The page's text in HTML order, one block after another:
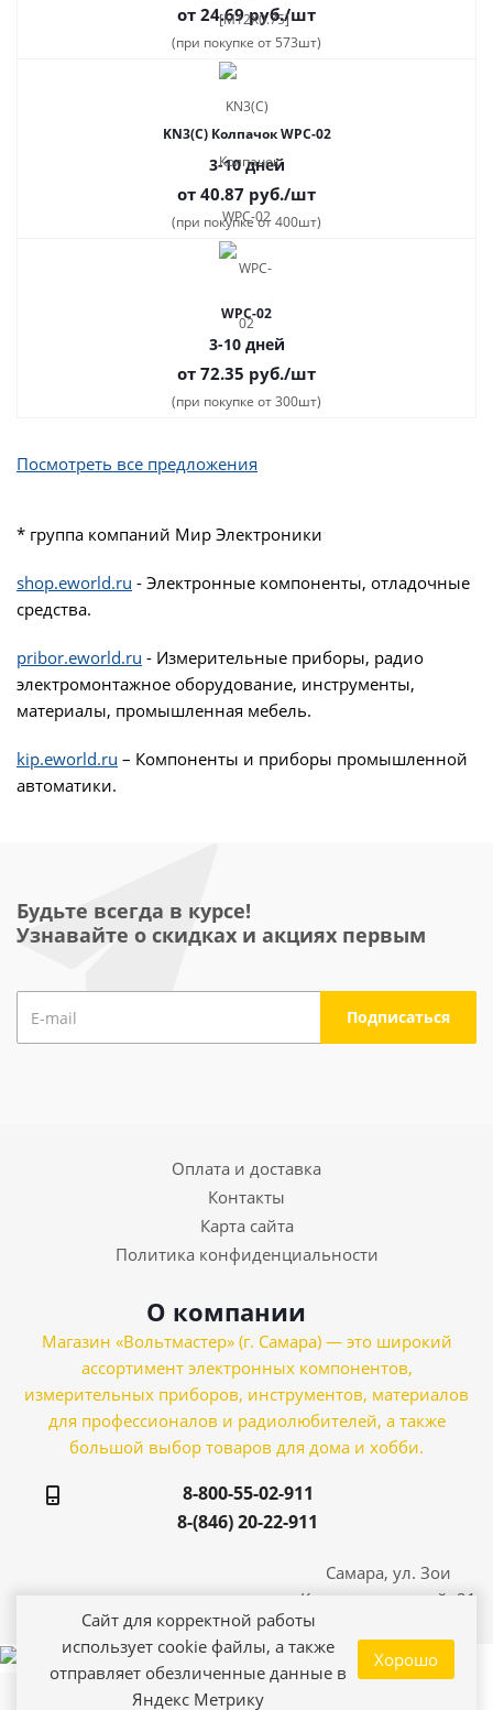
от 24.69 руб./шт
(при покупке от 573шт)
KN3(C) Колпачок WPC-02
3-10 дней
от 40.87 руб./шт
(при покупке от 400шт)
WPC-02
3-10 дней
от 72.35 руб./шт
(при покупке от 300шт)
Посмотреть все предложения
* группа компаний Мир Электроники
shop.eworld.ru - Электронные компоненты, отладочные
средства.
pribor.eworld.ru - Измерительные приборы, радио
электромонтажное оборудование, инструменты,
материалы, промышленная мебель.
kip.eworld.ru – Компоненты и приборы промышленной
автоматики.
Будьте всегда в курсе!
Узнавайте о скидках и акциях первым
Оплата и доставка
Контакты
Карта сайта
Политика конфиденциальности
О компании
Магазин «Вольтмастер» (г. Самара) — это широкий
ассортимент электронных компонентов,
измерительных приборов, инструментов, материалов
для профессионалов и радиолюбителей, а также
большой выбор товаров для дома и хобби.
8-800-55-02-911
8-(846) 20-22-911
Самара, ул. Зои
Космодемьянской, 21
Сайт для корректной работы
использует cookie файлы, а также
отправляет обезличенные данные в
Яндекс Метрику
Хорошо